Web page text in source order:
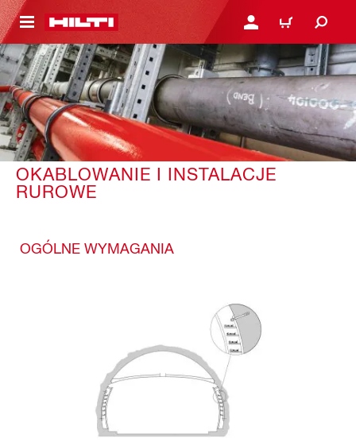
GŁÓWNEJ ZALOGUJ SIĘ LUB
KOSZYK
OKABLOWANIE I INSTALACJE
RUROWE
OGÓLNE WYMAGANIA